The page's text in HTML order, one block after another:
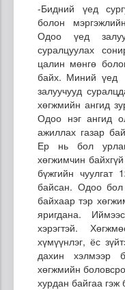
-Бидний үед
болон
Одоо үед
суралцуулах
цалин мөнгө
байх. Миний үед
залуучууд
хөгжмийн ангид
Одоо нэг ангид
ажиллах газар
Ер нь бол
хөгжимчин
бүжгийн чуулгат
байсан. Одоо
байхаар тэр
яригдана.
хэрэгтэй.
хүмүүнлэг, ёс
дахин хэлмээр
хөгжмийн
хурдан байгаа гэж